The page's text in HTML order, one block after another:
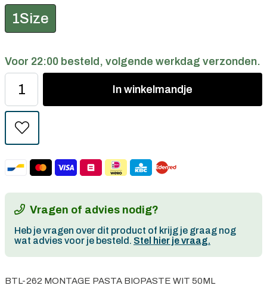
1Size
Voor 22:00 besteld, volgende werkdag verzonden.
In winkelmandje
Vragen of advies nodig?
Heb je vragen over dit product of krijg je graag nog
wat advies voor je besteld. Stel hier je vraag.
BTL-262 MONTAGE PASTA BIOPASTE WIT 50ML